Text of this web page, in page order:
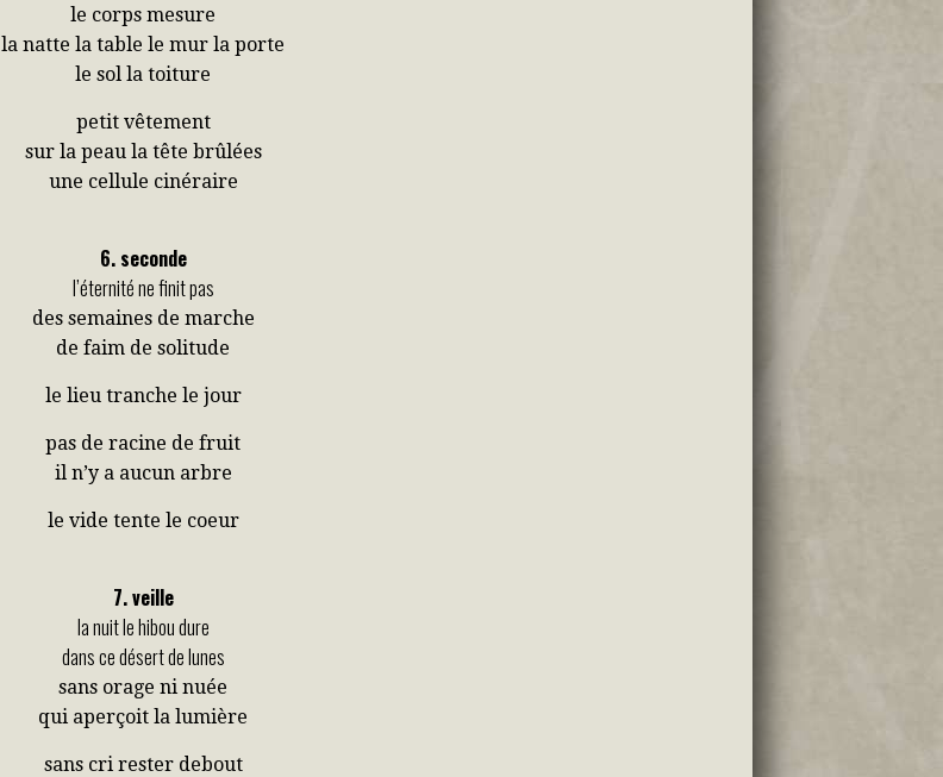
le corps mesure
la natte la table le mur la porte
le sol la toiture
petit vêtement
sur la peau la tête brûlées
une cellule cinéraire
6. seconde
l’éternité ne finit pas
des semaines de marche
de faim de solitude
le lieu tranche le jour
pas de racine de fruit
il n’y a aucun arbre
le vide tente le coeur
7. veille
la nuit le hibou dure
dans ce désert de lunes
sans orage ni nuée
qui aperçoit la lumière
sans cri rester debout